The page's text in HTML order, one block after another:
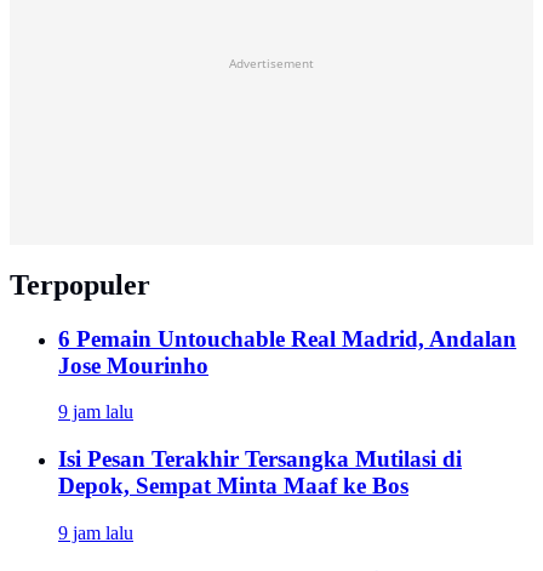
Advertisement
Terpopuler
6 Pemain Untouchable Real Madrid, Andalan
Jose Mourinho
9 jam lalu
Isi Pesan Terakhir Tersangka Mutilasi di
Depok, Sempat Minta Maaf ke Bos
9 jam lalu